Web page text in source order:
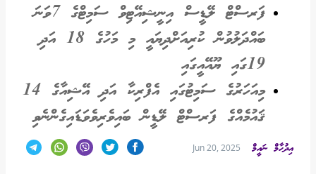
ފަރސްޓް ލޭޑީސް އިނީޝިއޭޓިވް ސަމިޓްގެ 7ވަނަ
ބައްދަލުވުން ކުރިއަށްދިޔައީ މި މަހުގެ 18 އަދި
19ގައި ޔޫއޭއީގައި
މިއަހަރުގެ ސަމިޓުގައި އެފްރިކާ އަދި އޭޝިއާގެ 14
ޤައުމެއްގެ ފަރސްޓް ލޭޑީން ބައިވެރިވެވަޑައިގެންނެވި
އިދުހާމް ނައީމް Jun 20, 2025